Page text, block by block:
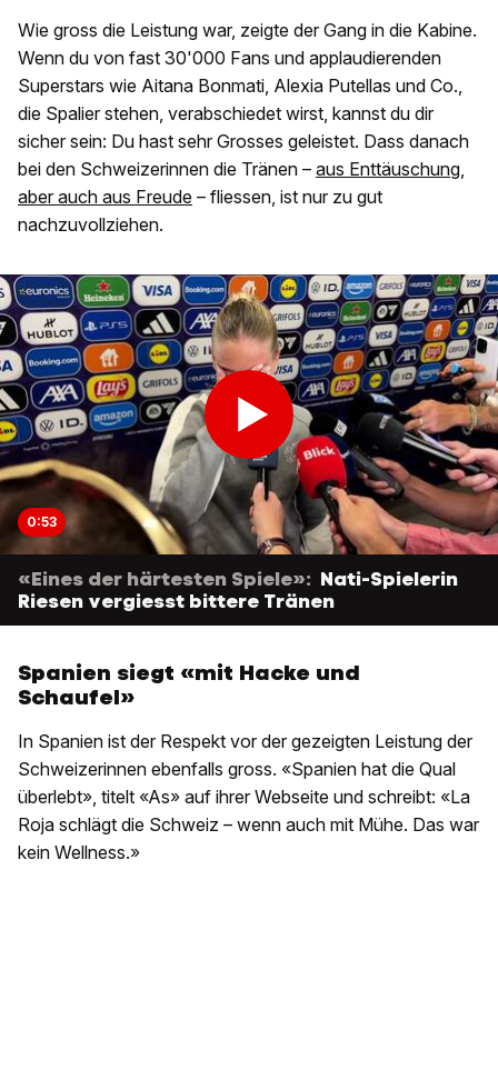
Wie gross die Leistung war, zeigte der Gang in die Kabine.
Wenn du von fast 30'000 Fans und applaudierenden
Superstars wie Aitana Bonmati, Alexia Putellas und Co.,
die Spalier stehen, verabschiedet wirst, kannst du dir
sicher sein: Du hast sehr Grosses geleistet. Dass danach
bei den Schweizerinnen die Tränen – aus Enttäuschung,
aber auch aus Freude – fliessen, ist nur zu gut
nachzuvollziehen.
0:53
«Eines der härtesten Spiele»: Nati-Spielerin
Riesen vergiesst bittere Tränen
Spanien siegt «mit Hacke und
Schaufel»
In Spanien ist der Respekt vor der gezeigten Leistung der
Schweizerinnen ebenfalls gross. «Spanien hat die Qual
überlebt», titelt «As» auf ihrer Webseite und schreibt: «La
Roja schlägt die Schweiz – wenn auch mit Mühe. Das war
kein Wellness.»